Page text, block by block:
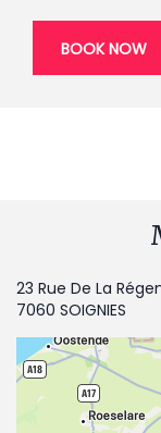
BOOK NOW
23 Rue De La
7060 SOIGNIES